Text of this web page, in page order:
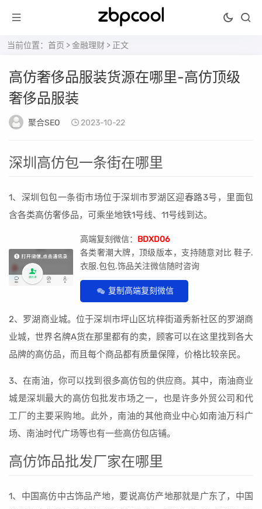
当前位置： 首页 >金融理财 > 正文
高仿奢侈品服装货源在哪里-高仿顶级
奢侈品服装
聚合SEO 2023-10-22
深圳高仿包一条街在哪里
1、深圳包包一条街市场位于深圳市罗湖区迎春路3号，里面包
含各类高仿奢侈品，可乘坐地铁1号线、11号线到达。
高端复刻微信： BDXD06
各类奢潮大牌，顶级版本，支持随意对比 鞋子.
衣服.包包.饰品关注微信随时咨询
复制高端复刻微信
2、罗湖商业城。位于深圳市坪山区坑梓街道秀新社区的罗湖商
业城，世界名牌A货在那里都有的卖，顾客可以在这里找到各大
品牌的高仿品，而且每个商品都有质量保障，价格比较亲民。
3、在南油，你可以找到很多高仿包的供应商。其中，南油商业
城是深圳最大的高仿包批发市场之一，也是许多外贸公司和代
工厂的主要采购地。此外，南油的其他商业中心如南油万科广
场、南油时代广场等也有一些高仿包店铺。
高仿饰品批发厂家在哪里
1、中国高仿中古饰品产地，要说高仿产地那就是广东了，中国